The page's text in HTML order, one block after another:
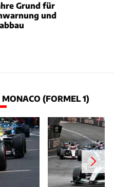
Grund für
und
(FORMEL 1)